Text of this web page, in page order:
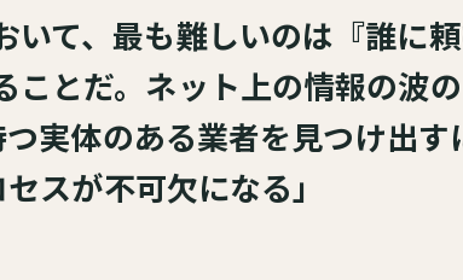
いて、最も難しいのは『誰に
ことだ。ネット上の情報の波
実体のある業者を見つけ出す
スが不可欠になる」